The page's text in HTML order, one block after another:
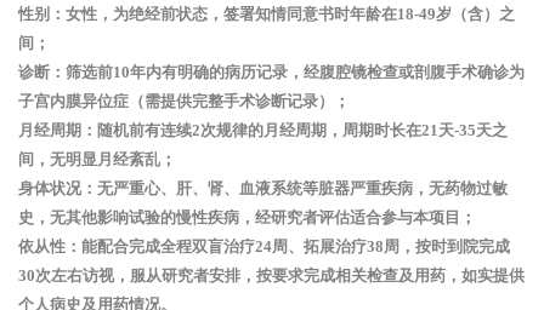
性别：女性，为绝经前状态，签署知情同意书时年龄在18-49岁（含） 之
间；
诊断：筛选前10年内有明确的病历记录，经腹腔镜检查或剖腹手术确诊为
子宫内膜异位症（需提供完整手术诊断记录）；
月经周期：随机前有连续2次规律的月经周期，周期时长在21天-35天之
间，无明显月经紊乱；
身体状况：无严重心、肝、肾、血液系统等脏器严重疾病，无药物过敏
史，无其他影响试验的慢性疾病，经研究者评估适合参与本项目；
依从性：能配合完成全程双盲治疗24周、拓展治疗38周，按时到院完成
30次左右访视，服从研究者安排，按要求完成相关检查及用药，如实提供
个人病史及用药情况。